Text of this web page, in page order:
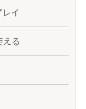
イ
る